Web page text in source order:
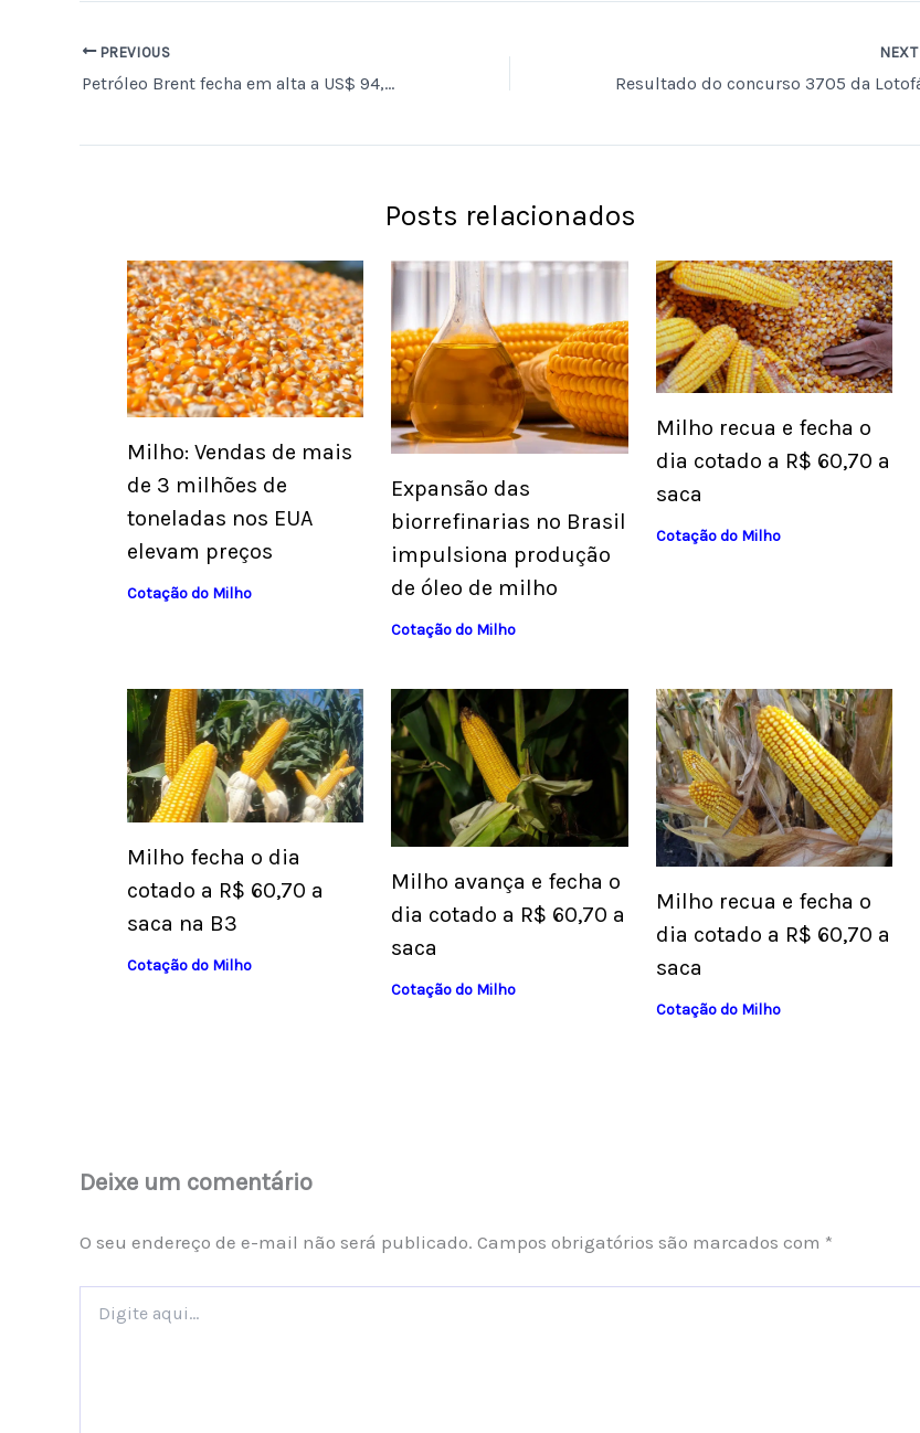
PREVIOUS
Petróleo Brent fecha em alta a US$ 94,25 por barril, impulsionado por tensões no Oriente Médio
NEXT
Posts relacionados
Milho: Vendas de mais
de 3 milhões de
toneladas nos EUA
elevam preços
Cotação do Milho
Expansão das
biorrefinarias no Brasil
impulsiona produção
de óleo de milho
Cotação do Milho
Milho recua e fecha o
dia cotado a R$ 60,70 a
saca
Cotação do Milho
Milho fecha o dia
cotado a R$ 60,70 a
saca na B3
Cotação do Milho
Milho avança e fecha o
dia cotado a R$ 60,70 a
saca
Cotação do Milho
Milho recua e fecha o
dia cotado a R$ 60,70 a
saca
Cotação do Milho
Deixe um comentário
O seu endereço de e-mail não será publicado. Campos obrigatórios são marcados com *
aqui...